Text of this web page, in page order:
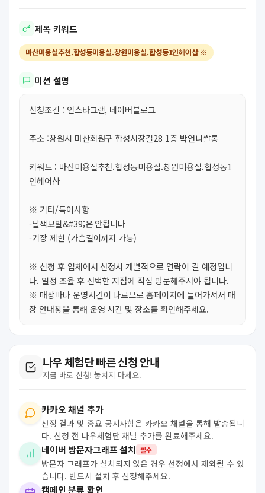
제목 키워드
마산미용실추천.합성동미용실.창원미용실.합성동1인헤어샵 ※
미션 설명
신청조건 : 인스타그램, 네이버블로그
주소 :창원시 마산회원구 합성시장길28 1층 박언니쌀롱
키워드 : 마산미용실추천.합성동미용실.창원미용실.합성동1
인헤어샵
※ 기타/특이사항
-탈색모발&#39;은 안됩니다
-기장 제한 (가슴길이까지 가능)
※ 신청 후 업체에서 선정시 개별적으로 연락이 갈 예정입니
다. 일정 조율 후 선택한 지점에 직접 방문해주셔야 됩니다.
※ 매장마다 운영시간이 다르므로 홈페이지에 들어가셔서 매
장 안내창을 통해 운영 시간 및 장소를 확인해주세요.
나우 체험단 빠른 신청 안내
지금 바로 신청! 놓치지 마세요.
카카오 채널 추가
선정 결과 및 중요 공지사항은 카카오 채널을 통해 발송됩니
다. 신청 전 나우체험단 채널 추가를 완료해주세요.
네이버 방문자그래프 설치 필수
방문자 그래프가 설치되지 않은 경우 선정에서 제외될 수 있
습니다. 반드시 설치 후 신청해주세요.
캠페인 분류 확인